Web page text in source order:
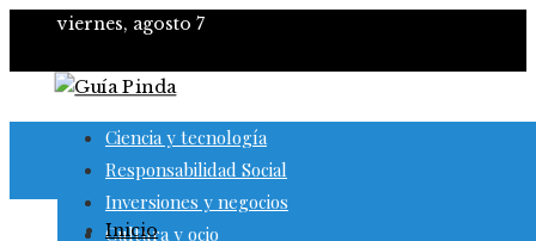
viernes, agosto 7
Ciencia y tecnología
Responsabilidad Social
Inversiones y negocios
Cultura y ocio
Inicio